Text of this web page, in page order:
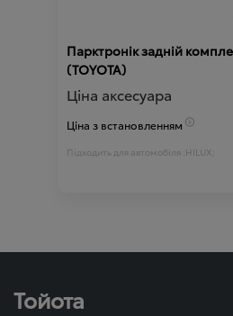
Парктронік задній
(TOYOTA)
Ціна аксесуара
Ціна з встановленням
Підходить для автомобіля :HILUX;
Тойота